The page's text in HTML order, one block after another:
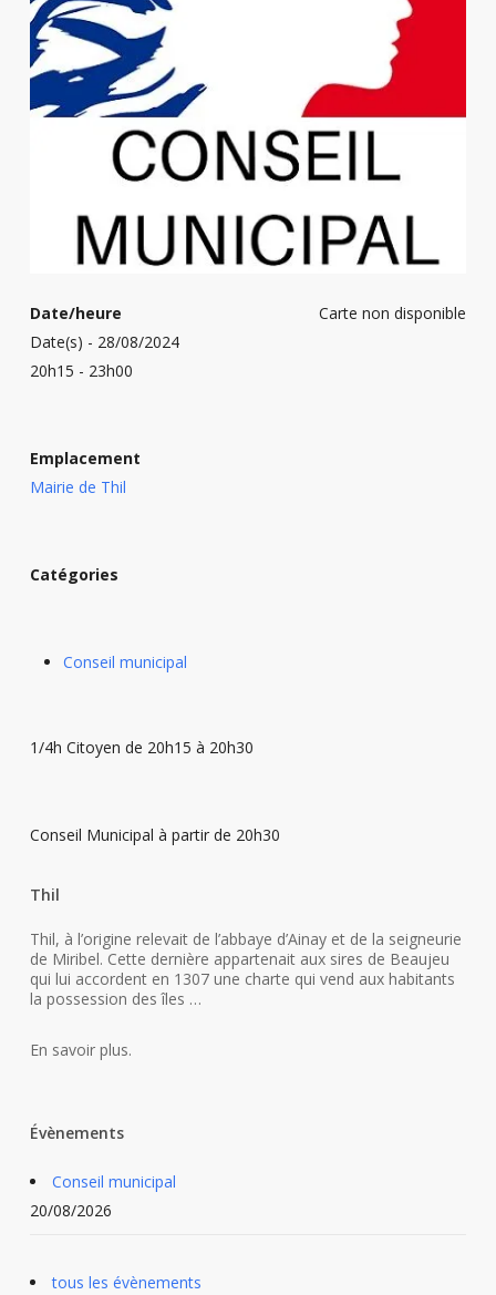
Carte non disponible
Date/heure
Date(s) - 28/08/2024
20h15 - 23h00
Emplacement
Mairie de Thil
Catégories
Conseil municipal
1/4h Citoyen de 20h15 à 20h30
Conseil Municipal à partir de 20h30
Thil
Thil, à l’origine relevait de l’abbaye d’Ainay et de la seigneurie
de Miribel. Cette dernière appartenait aux sires de Beaujeu
qui lui accordent en 1307 une charte qui vend aux habitants
la possession des îles …
En savoir plus.
Évènements
Conseil municipal
20/08/2026
tous les évènements